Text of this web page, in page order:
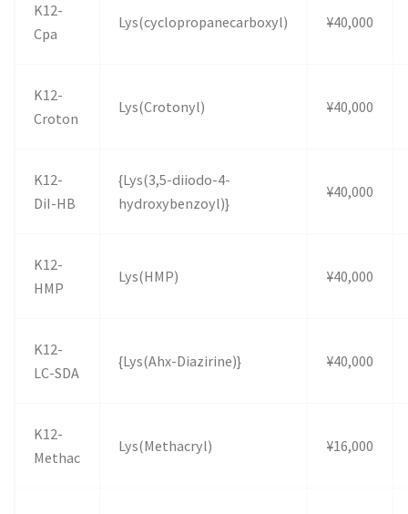
K12-
Cpa
Lys(cyclopropanecarboxyl) ¥40,000
K12-
Croton
Lys(Crotonyl) ¥40,000
K12-
DiI-HB
{Lys(3,5-diiodo-4-
hydroxybenzoyl)}
¥40,000
K12-
HMP
Lys(HMP) ¥40,000
K12-
LC-SDA
{Lys(Ahx-Diazirine)} ¥40,000
K12-
Methac
Lys(Methacryl) ¥16,000